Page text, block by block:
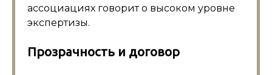
ассоциациях говорит о высоком уровне
экспертизы.
Прозрачность и договор